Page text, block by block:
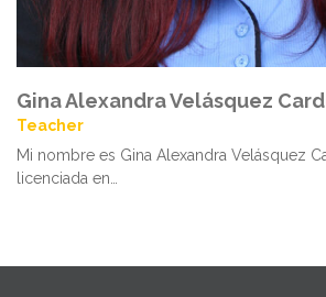
Gina Alexandra Velásquez
Teacher
Mi nombre es Gina Alexandra Velásquez
licenciada en…